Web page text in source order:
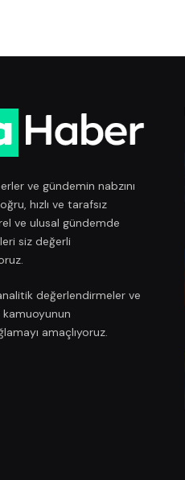
ve gündemin nabzını
hızlı ve tarafsız
ve ulusal gündemde
siz değerli
değerlendirmeler ve
amaçlıyoruz.